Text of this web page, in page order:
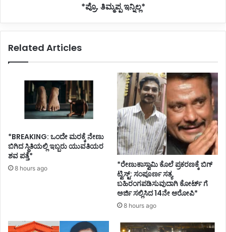
*ಪ್ರೊ. ತಿಮ್ಮಪ್ಪ ಇನ್ನಿಲ್ಲ*
Related Articles
*BREAKING: ಒಂದೇ ಮರಕ್ಕೆ ನೇಣು
ಬಿಗಿದ ಸ್ಥಿತಿಯಲ್ಲಿ ಇಬ್ಬರು ಯುವತಿಯರ
ಶವ ಪತ್ತೆ*
8 hours ago
*ರೇಣುಕಾಸ್ವಾಮಿ ಕೊಲೆ ಪ್ರಕರಣಕ್ಕೆ ಬಿಗ್
ಟ್ವಿಸ್ಟ್: ಸಂಪೂರ್ಣ ಸತ್ಯ
ಬಹಿರಂಗಪಡಿಸುವುದಾಗಿ ಕೋರ್ಟ್ ಗೆ
ಅರ್ಜಿ ಸಲ್ಲಿಸಿದ 14ನೇ ಆರೋಪಿ*
8 hours ago